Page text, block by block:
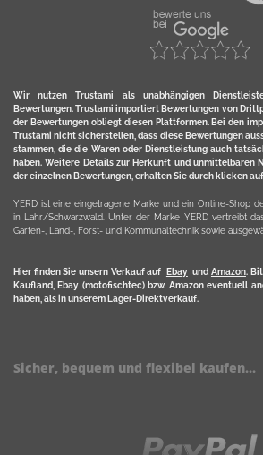
Wir nutzen Trustami als unabhängigen
Bewertungen. Trustami importiert Bewertungen von
der Bewertungen obliegt diesen Plattformen. Bei den
Trustami nicht sicherstellen, dass diese Bewertungen
stammen, die die Waren oder Dienstleistung auch
haben. Weitere Details zur Herkunft und unmittelbaren
der einzelnen Bewertungen, erhalten Sie durch klicken
YERD ist eine eingetragene Marke und ein Online-Shop
in Lahr/Schwarzwald. Unter der Marke YERD vertreibt
Garten-, Land-, Forst- und Kommunaltechnik sowie
Hier finden Sie unsern Verkauf auf Ebayund Amazon.
Kaufland, Ebay (motofischtec) bzw. Amazon eventuell
haben, als in unserem Lager-Direktverkauf.
Sicher, bequem und flexibel kaufen...